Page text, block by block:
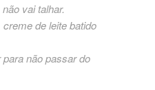
vai talhar.
de leite batido
não passar do